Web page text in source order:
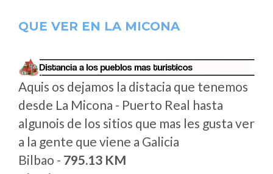
QUE VER EN LA MICONA
Aquis os dejamos la distacia que tenemos
desde La Micona - Puerto Real hasta
algunois de los sitios que mas les gusta ver
a la gente que viene a Galicia
Bilbao - 795.13 KM